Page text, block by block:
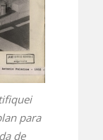
para
de